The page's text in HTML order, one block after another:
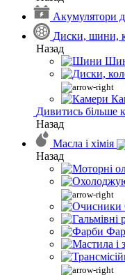
Акумулятори
Диски, шини,
Назад
Дивитись більше
Назад
Масла і хімія
Назад